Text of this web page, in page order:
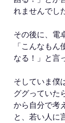
れませんでし
その後に、電
「こんなも
なる！」と言
そしていま僕
ググっていた
から自分で考
と、若い人に